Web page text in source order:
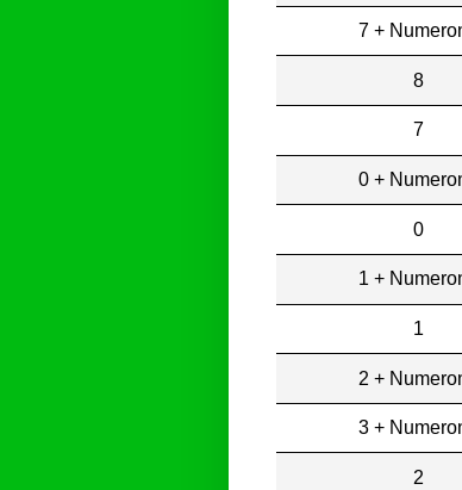
7 +
8
7
0 +
0
1 +
1
2 +
3 +
2